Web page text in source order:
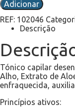
Adicionar
REF: 102046
Descrição
Tónico capilar
Alho, Extrato de
enfraquecida,
Princípios ativos: